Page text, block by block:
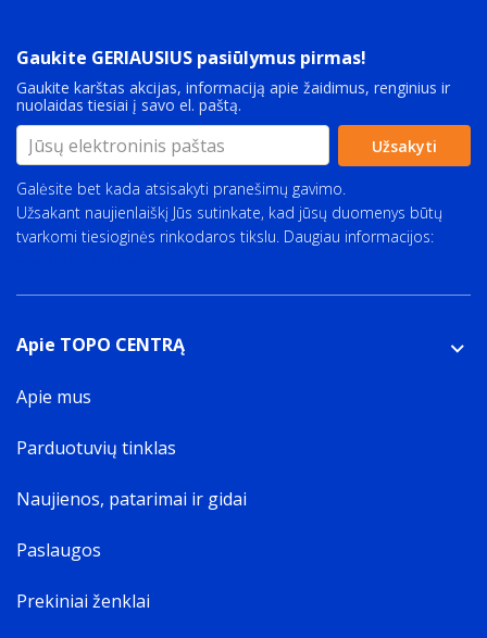
Gaukite GERIAUSIUS pasiūlymus pirmas!
Gaukite karštas akcijas, informaciją apie žaidimus, renginius ir
nuolaidas tiesiai į savo el. paštą.
Užsakyti
Galėsite bet kada atsisakyti pranešimų gavimo.
Užsakant naujienlaiškį Jūs sutinkate, kad jūsų duomenys būtų
tvarkomi tiesioginės rinkodaros tikslu. Daugiau informacijos:
Apie TOPO CENTRĄ
Apie mus
Parduotuvių tinklas
Naujienos, patarimai ir gidai
Paslaugos
Prekiniai ženklai